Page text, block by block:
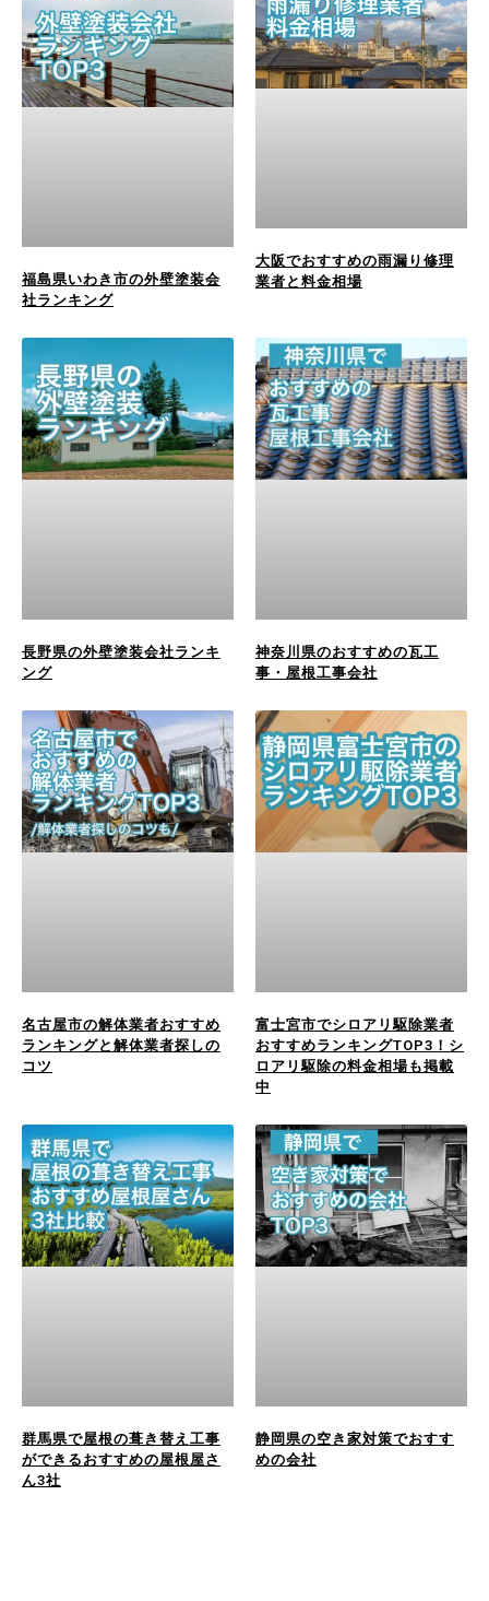
福島県いわき市の外壁塗装会
社ランキング
大阪でおすすめの雨漏り修理
業者と料金相場
長野県の外壁塗装会社ランキ
ング
神奈川県のおすすめの瓦工
事・屋根工事会社
名古屋市の解体業者おすすめ
ランキングと解体業者探しの
コツ
富士宮市でシロアリ駆除業者
おすすめランキングTOP3！シ
ロアリ駆除の料金相場も掲載
中
群馬県で屋根の葺き替え工事
ができるおすすめの屋根屋さ
ん3社
静岡県の空き家対策でおすす
めの会社